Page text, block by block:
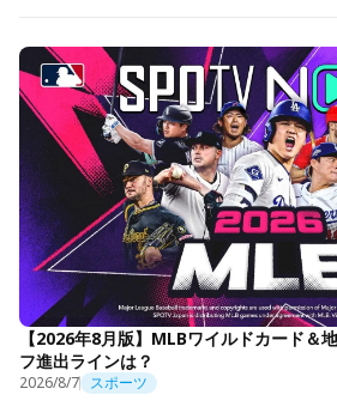
【2026年8月版】MLBワイルドカード＆
フ進出ラインは？
2026/8/7 スポーツ